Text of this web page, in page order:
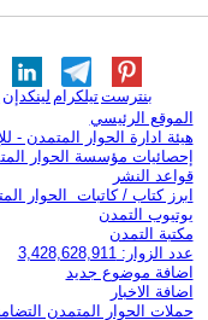
لينكدإن تيلكرامبنترست
الموقع الرئيسي
هيئة ادارة الحوار المتمدن -
إحصائيات مؤسسة الحوار
قواعد النشر
ابرز كتاب / كاتبات الحوار
يوتيوب التمدن
مكتبة التمدن
عدد الزوار: 3,428,628,911
اضافة موضوع جديد
اضافة الاخبار
حملات الحوار المتمدن